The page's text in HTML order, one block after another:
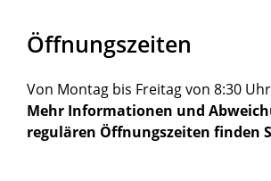
Öffnungszeiten
Von Montag bis Freitag von 8:30
Mehr Informationen und
regulären Öffnungszeiten finden